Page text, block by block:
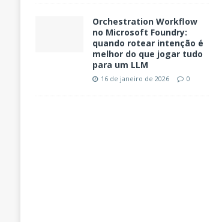
Orchestration Workflow
no Microsoft Foundry:
quando rotear intenção é
melhor do que jogar tudo
para um LLM
16 de janeiro de 2026 0